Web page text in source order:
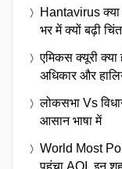
Hantavirus
भर में क्यों बढ़ी
एमिकस क्यूरी क्या
अधिकार और
लोकसभा Vs
आसान भाषा में
World Most
पहुंचा AQI, इन